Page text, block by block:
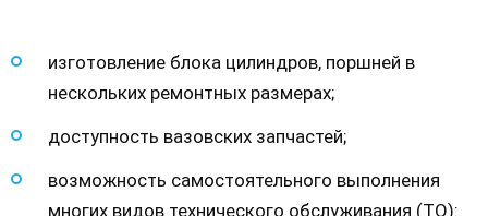
изготовление блока цилиндров, поршней в
нескольких ремонтных размерах;
доступность вазовских запчастей;
возможность самостоятельного выполнения
многих видов технического обслуживания (ТО):